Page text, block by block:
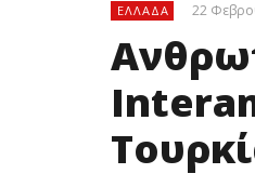
ΕΛΛΆΔΑ 22